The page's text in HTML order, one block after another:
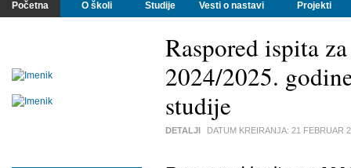
Početna O školi Studije Vesti o nastavi Projekti
Raspored ispita
2024/2025.
studije
DETALJI DATUM KREIRANJA: 21 FEBRUAR